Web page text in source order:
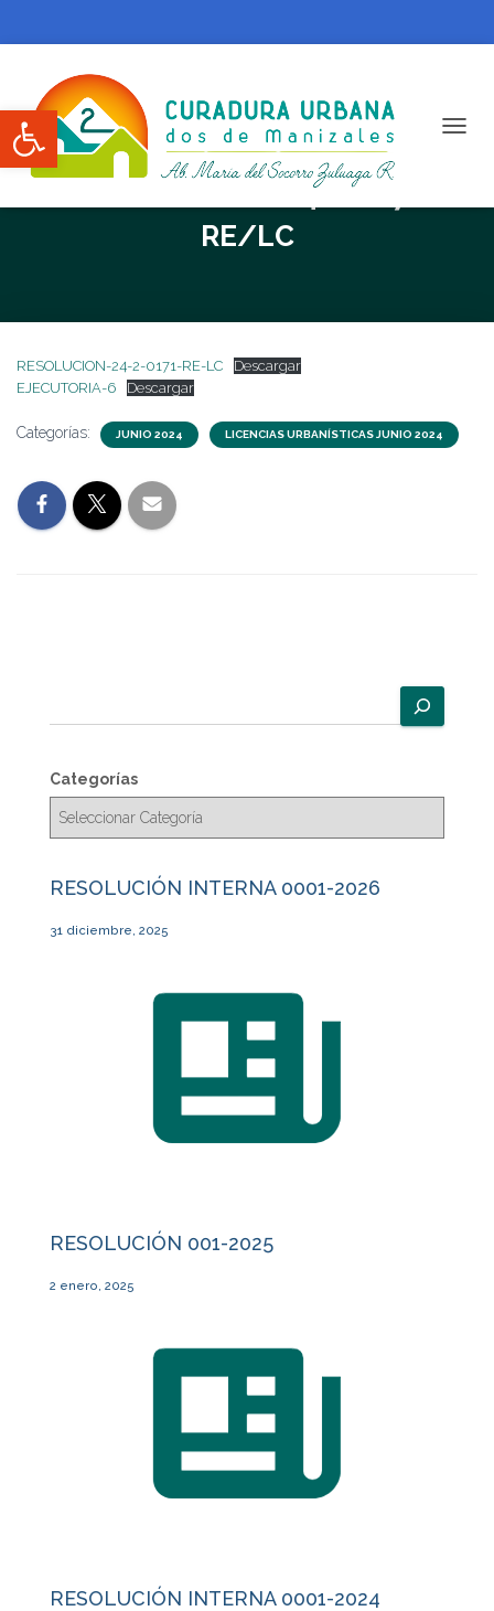
Abrir barra de herramientas
RESOLUCION N. 24-2-0171-
RE/LC
RESOLUCION-24-2-0171-RE-LC
Descargar
EJECUTORIA-6
Descargar
Categorías: JUNIO 2024 LICENCIAS URBANÍSTICAS JUNIO 2024
u
c
a
Categorías
RESOLUCIÓN INTERNA 0001-2026
31 diciembre, 2025
RESOLUCIÓN 001-2025
2 enero, 2025
RESOLUCIÓN INTERNA 0001-2024